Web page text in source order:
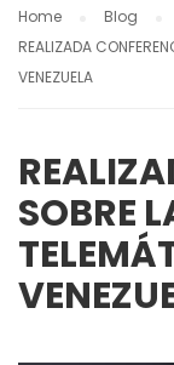
Home Blog
REALIZADA
VENEZUELA
SOBRE